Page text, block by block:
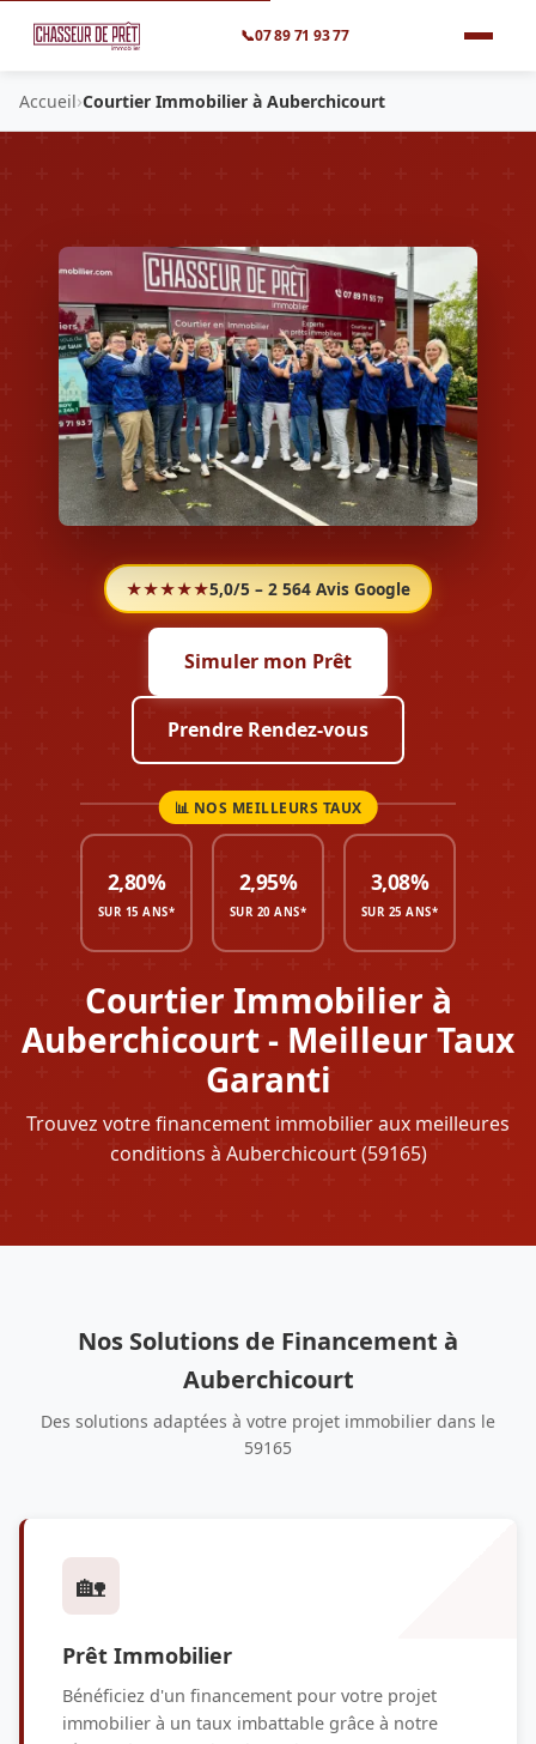
📞07 89 71 93 77
Accueil›Courtier Immobilier à Auberchicourt
★★★★★5,0/5 – 2 564 Avis Google
Courtier Immobilier à
Auberchicourt - Meilleur Taux
Garanti
Trouvez votre financement immobilier aux meilleures
conditions à Auberchicourt (59165)
Simuler mon Prêt
Prendre Rendez-vous
2,80%
SUR 15 ANS*
2,95%
SUR 20 ANS*
3,08%
SUR 25 ANS*
Nos Solutions de Financement à
Auberchicourt
Des solutions adaptées à votre projet immobilier dans le
59165
🏡
Prêt Immobilier
Bénéficiez d'un financement pour votre projet
immobilier à un taux imbattable grâce à notre